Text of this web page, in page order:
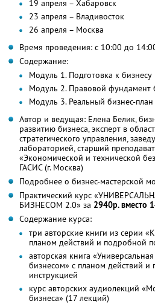
19 апреля – Хабаровск
23 апреля – Владивосток
26 апреля – Москва
Время проведения: с 10:00 до
Содержание:
Модуль 1. Подготовка к бизнесу
Модуль 2. Правовой фундамент
Модуль 3. Реальный бизнес-план
Автор и ведущая: Елена Белик,
развитию бизнеса, эксперт в
стратегического управления,
лабораторией, старший
«Экономической и технической
ГАСИС (г. Москва)
Подробнее о бизнес-мастерской
Практический курс
БИЗНЕСОМ 2.0» за 2940р. вместо
Содержание курса:
три авторские книги из серии
планом действий и подробной
авторская книга
бизнесом» с планом действий
инструкцией
курс авторских аудиолекций
бизнеса» (17 лекций)